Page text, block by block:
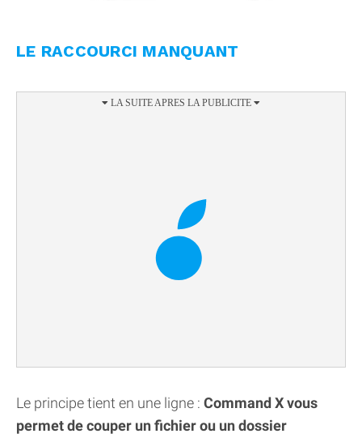
LE RACCOURCI MANQUANT
Le principe tient en une ligne : Command X vous
permet de couper un fichier ou un dossier